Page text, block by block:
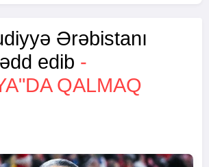
Ərəbistanı
edib -
QALMAQ